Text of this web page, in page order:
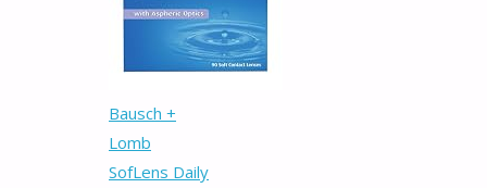
Bausch +
Lomb
SofLens Daily